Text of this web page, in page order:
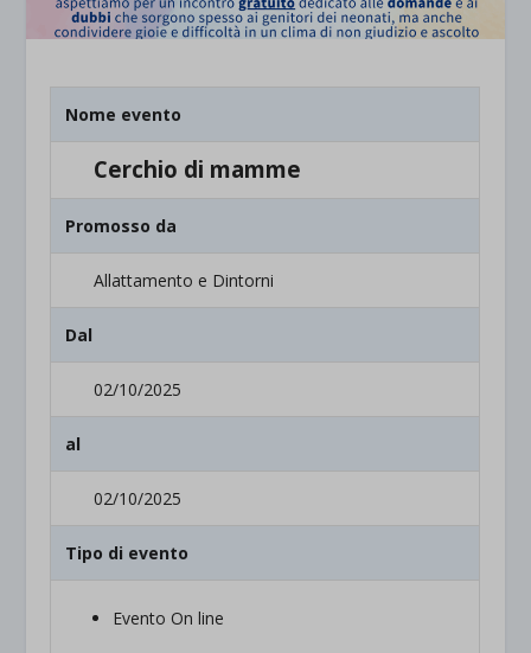
Nome evento
Cerchio di mamme
Promosso da
Allattamento e Dintorni
Dal
02/10/2025
al
02/10/2025
Tipo di evento
Evento On line